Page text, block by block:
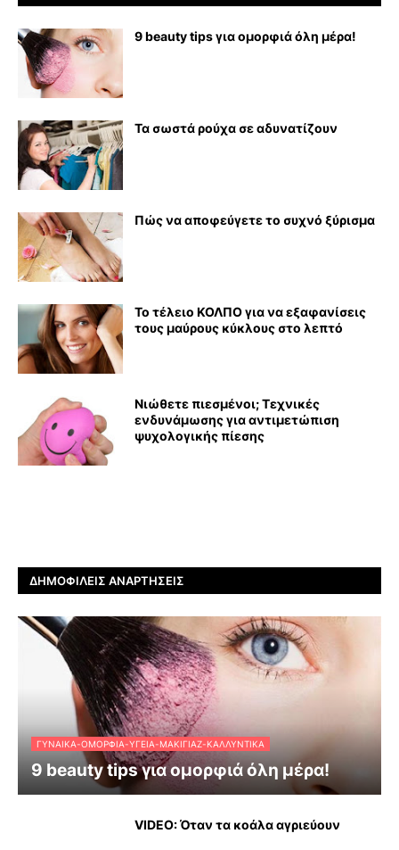
9 beauty tips για ομορφιά όλη μέρα!
Τα σωστά ρούχα σε αδυνατίζουν
Πώς να αποφεύγετε το συχνό ξύρισμα
Το τέλειο ΚΟΛΠΟ για να εξαφανίσεις
τους μαύρους κύκλους στο λεπτό
Νιώθετε πιεσμένοι; Τεχνικές
ενδυνάμωσης για αντιμετώπιση
ψυχολογικής πίεσης
ΔΗΜΟΦΙΛΕΊΣ ΑΝΑΡΤΉΣΕΙΣ
ΓΥΝΑΊΚΑ-ΟΜΟΡΦΙΆ-ΥΓΕΊΑ-ΜΑΚΙΓΙΆΖ-ΚΑΛΛΥΝΤΙΚΆ
9 beauty tips για ομορφιά όλη μέρα!
VIDEO: Όταν τα κοάλα αγριεύουν